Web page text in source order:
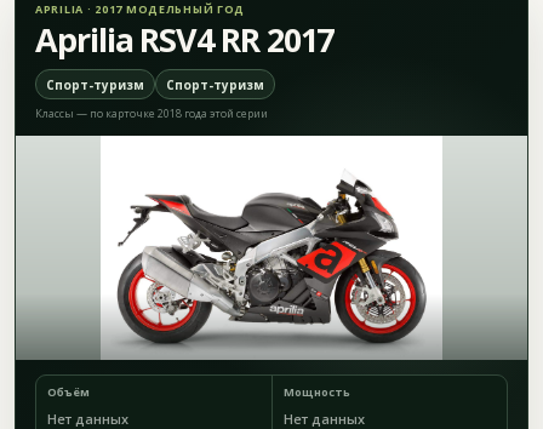
APRILIA · 2017 МОДЕЛЬНЫЙ ГОД
Aprilia RSV4 RR 2017
Спорт-туризм Спорт-туризм
Классы — по карточке 2018 года этой серии
Объём
Нет данных
Мощность
Нет данных